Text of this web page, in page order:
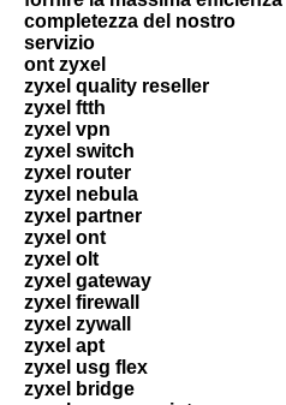
completezza del nostro
servizio
ont zyxel
zyxel quality reseller
zyxel ftth
zyxel vpn
zyxel switch
zyxel router
zyxel nebula
zyxel partner
zyxel ont
zyxel olt
zyxel gateway
zyxel firewall
zyxel zywall
zyxel apt
zyxel usg flex
zyxel bridge